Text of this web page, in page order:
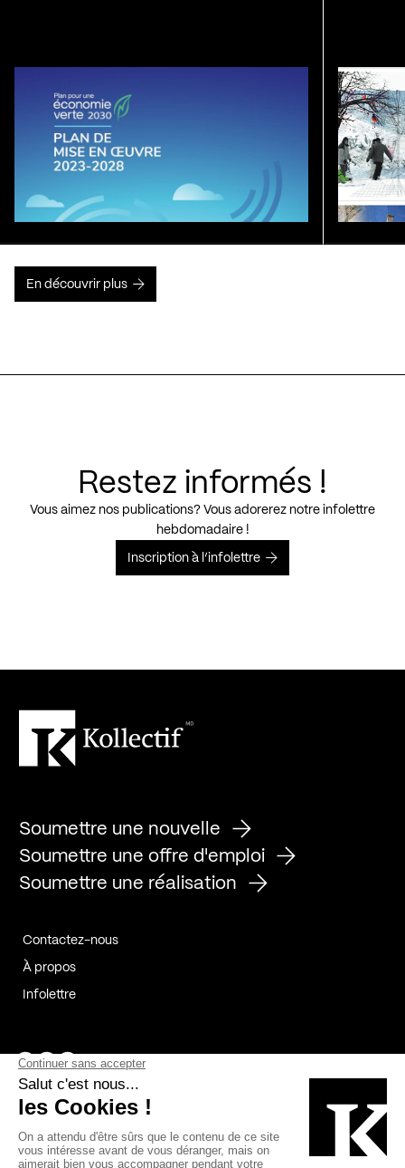
En découvrir plus
Restez informés !
Vous aimez nos publications? Vous adorerez notre infolettre
hebdomadaire !
Inscription à l’infolettre
Soumettre une nouvelle
Soumettre une offre d'emploi
Soumettre une réalisation
Contactez-nous
À propos
Infolettre
Page Facebook de Kollectif
Page Instagram de Kollectif
Page Linkedin de Kollectif